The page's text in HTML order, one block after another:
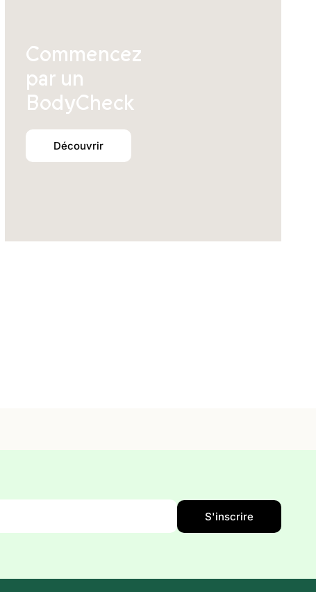
Commencez
par un
BodyCheck
Découvrir
S'inscrire